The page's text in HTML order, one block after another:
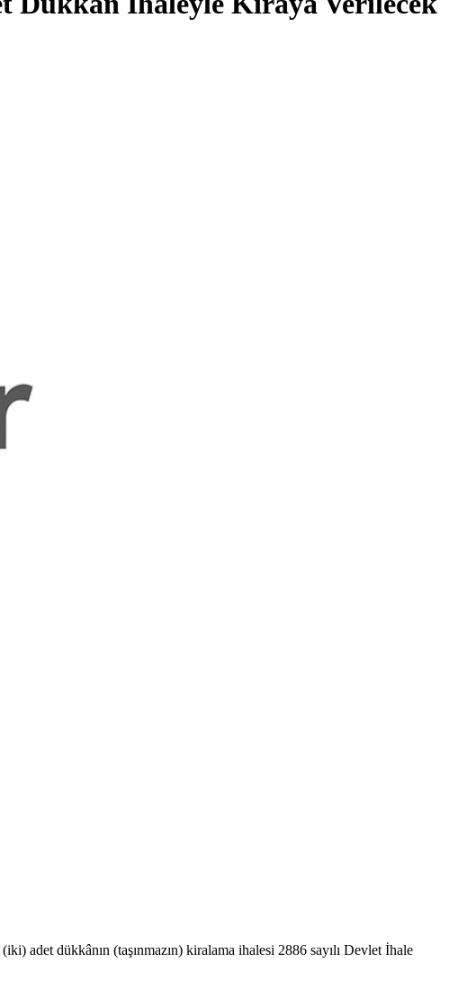
adet dükkânın (taşınmazın) kiralama ihalesi 2886 sayılı Devlet İhale